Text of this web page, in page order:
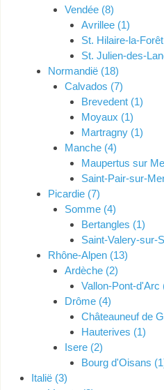
Vendée (8)
Avrillee (1)
St. Hilaire-la-
St. Julien-des-
Normandië (18)
Calvados (7)
Brevedent (1)
Moyaux (1)
Martragny (1)
Manche (4)
Maupertus sur
Saint-Pair-sur-
Picardie (7)
Somme (4)
Bertangles (1)
Saint-Valery-sur-
Rhône-Alpen (13)
Ardèche (2)
Vallon-Pont-d'Arc
Drôme (4)
Châteauneuf de
Hauterives (1)
Isere (2)
Bourg d'Oisans
Italië (3)